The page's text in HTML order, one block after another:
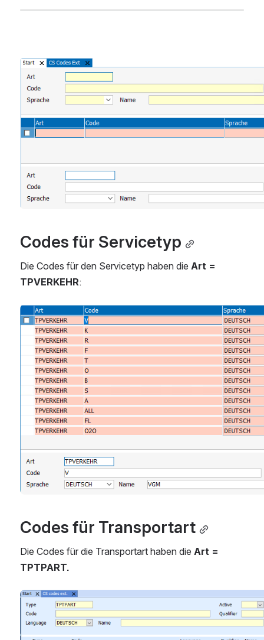
Open
Codes für Servicetyp
Die Codes für den Servicetyp haben die Art =
TPVERKEHR:
Open
Codes für Transportart
Die Codes für die Transportart haben die Art =
TPTPART.
Open